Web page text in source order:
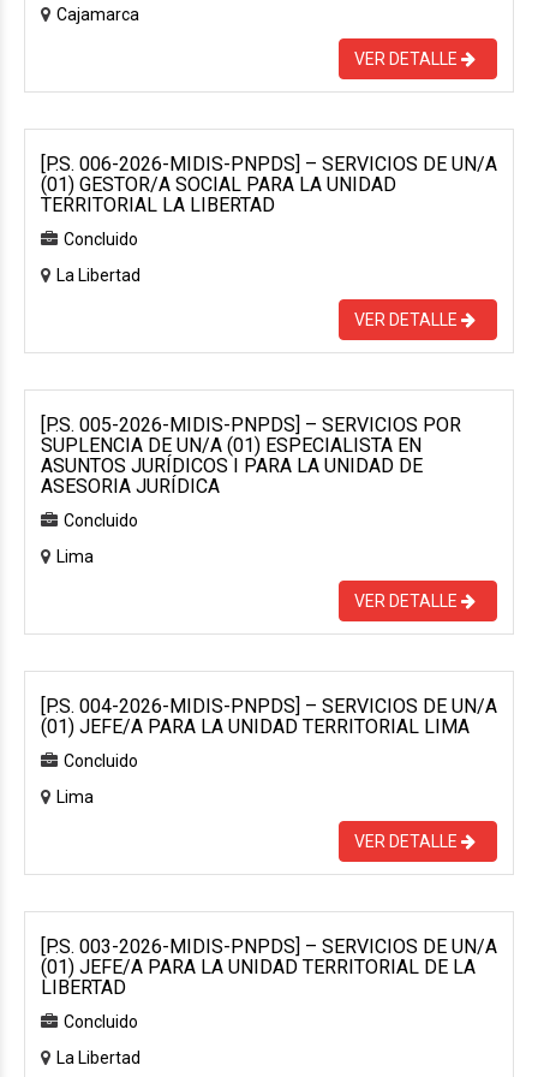
Cajamarca
VER DETALLE
[P.S. 006-2026-MIDIS-PNPDS] – SERVICIOS DE UN/A
(01) GESTOR/A SOCIAL PARA LA UNIDAD
TERRITORIAL LA LIBERTAD
Concluido
La Libertad
VER DETALLE
[P.S. 005-2026-MIDIS-PNPDS] – SERVICIOS POR
SUPLENCIA DE UN/A (01) ESPECIALISTA EN
ASUNTOS JURÍDICOS I PARA LA UNIDAD DE
ASESORIA JURÍDICA
Concluido
Lima
VER DETALLE
[P.S. 004-2026-MIDIS-PNPDS] – SERVICIOS DE UN/A
(01) JEFE/A PARA LA UNIDAD TERRITORIAL LIMA
Concluido
Lima
VER DETALLE
[P.S. 003-2026-MIDIS-PNPDS] – SERVICIOS DE UN/A
(01) JEFE/A PARA LA UNIDAD TERRITORIAL DE LA
LIBERTAD
Concluido
La Libertad